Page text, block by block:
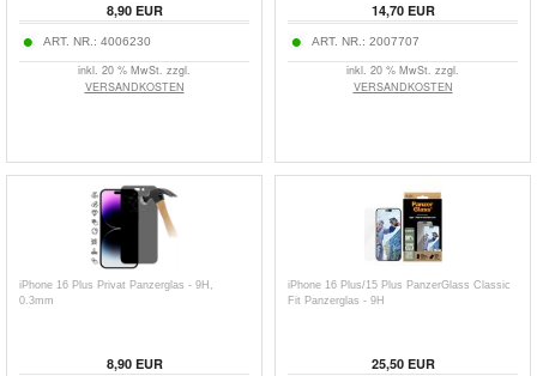
8,90EUR
ART. NR.: 4006230
inkl. 20 % MwSt. zzgl.
VERSANDKOSTEN
14,70EUR
ART. NR.: 2007707
inkl. 20 % MwSt. zzgl.
VERSANDKOSTEN
iPhone 16 Plus Privat Panzerglas - 9H,
0.3mm
8,90EUR
iPhone 16 Plus/15 Plus PanzerGlass Classic
Fit Panzerglas - 9H
25,50EUR